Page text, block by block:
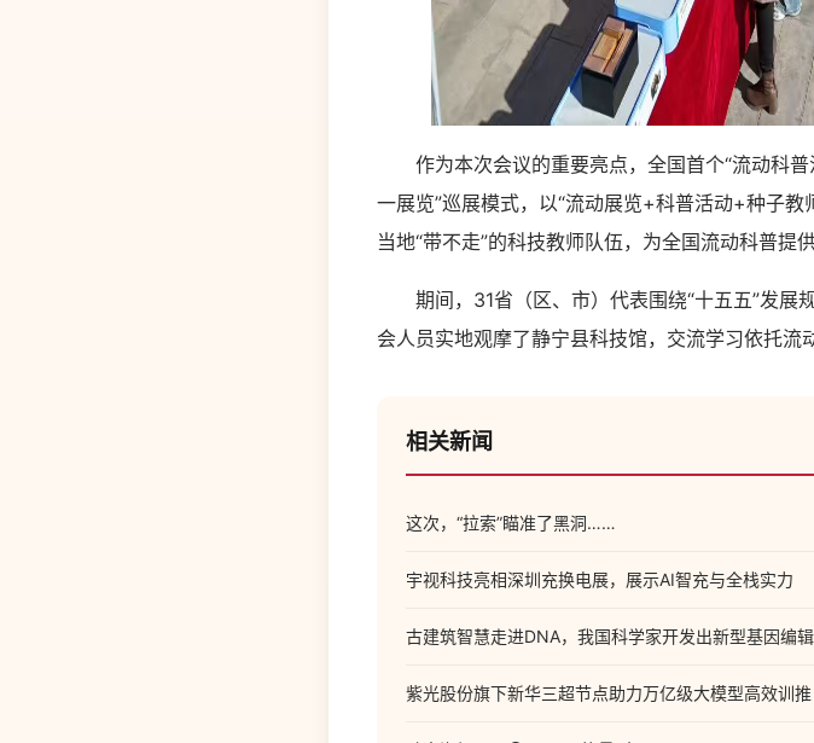
作为本次会议的重要亮点，全国首个“流动科普
一展览”巡展模式，以“流动展览+科普活动+种子
当地“带不走”的科技教师队伍，为全国流动科普提
期间，31省（区、市）代表围绕“十五五”发展
会人员实地观摩了静宁县科技馆，交流学习依托流
相关新闻
这次，“拉索”瞄准了黑洞……
宇视科技亮相深圳充换电展，展示AI智充与全栈实力
古建筑智慧走进DNA，我国科学家开发出新型基因编
紫光股份旗下新华三超节点助力万亿级大模型高效训推